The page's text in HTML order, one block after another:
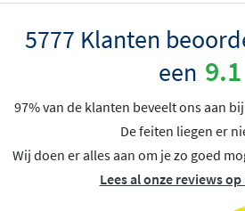
5777 Klanten
een 9.1
97% van de klanten beveelt ons aan
De feiten liegen er
Wij doen er alles aan om je zo goed
Lees al onze reviews